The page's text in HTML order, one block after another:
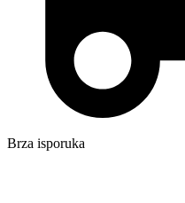
Brza isporuka